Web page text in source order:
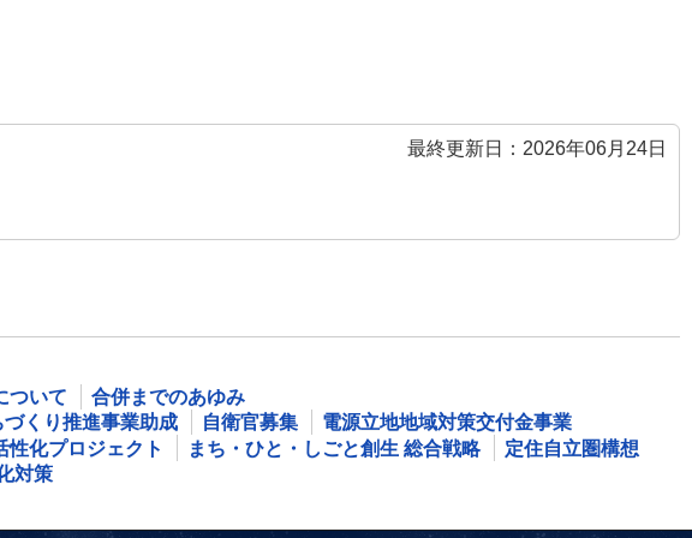
最終更新日：2026年06月24日
ついて
合併までのあゆみ
づくり推進事業助成 自衛官募集
電源立地地域対策交付金事業
性化プロジェクト まち・ひと・しごと創生 総合戦略
定住自立圏構想
対策